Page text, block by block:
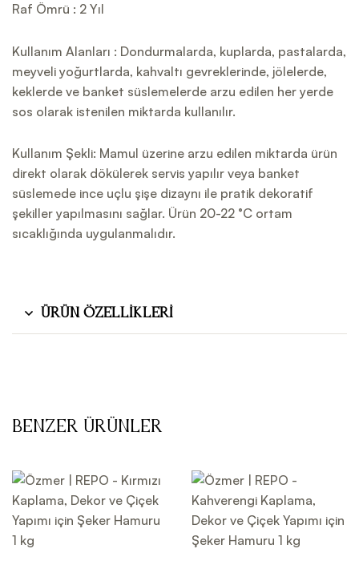
Raf Ömrü : 2 Yıl
Kullanım Alanları : Dondurmalarda, kuplarda, pastalarda,
meyveli yoğurtlarda, kahvaltı gevreklerinde, jölelerde,
keklerde ve banket süslemelerde arzu edilen her yerde
sos olarak istenilen miktarda kullanılır.
Kullanım Şekli: Mamul üzerine arzu edilen miktarda ürün
direkt olarak dökülerek servis yapılır veya banket
süslemede ince uçlu şişe dizaynı ile pratik dekoratif
şekiller yapılmasını sağlar. Ürün 20-22 °C ortam
sıcaklığında uygulanmalıdır.
Ürün Özellikleri
Benzer Ürünler